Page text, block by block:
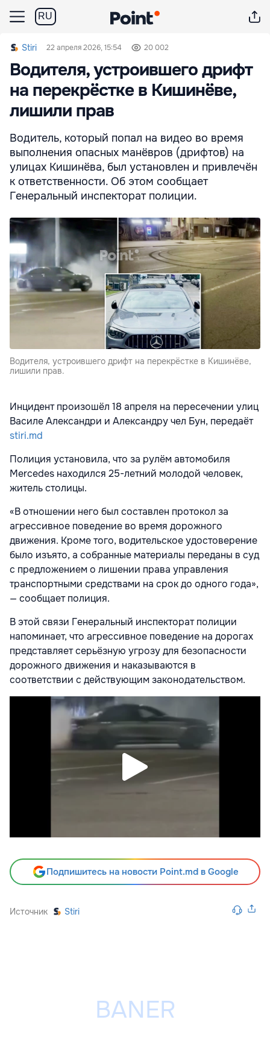
RU
Stiri 22 апреля 2026, 15:54 20 002
Водителя, устроившего дрифт
на перекрёстке в Кишинёве,
лишили прав
Водитель, который попал на видео во время
выполнения опасных манёвров (дрифтов) на
улицах Кишинёва, был установлен и привлечён
к ответственности. Об этом сообщает
Генеральный инспекторат полиции.
Водителя, устроившего дрифт на перекрёстке в Кишинёве,
лишили прав.
Инцидент произошёл 18 апреля на пересечении улиц
Василе Александри и Александру чел Бун, передаёт
stiri.md
Полиция установила, что за рулём автомобиля
Mercedes находился 25-летний молодой человек,
житель столицы.
«В отношении него был составлен протокол за
агрессивное поведение во время дорожного
движения. Кроме того, водительское удостоверение
было изъято, а собранные материалы переданы в суд
с предложением о лишении права управления
транспортными средствами на срок до одного года»,
— сообщает полиция.
В этой связи Генеральный инспекторат полиции
напоминает, что агрессивное поведение на дорогах
представляет серьёзную угрозу для безопасности
дорожного движения и наказываются в
соответствии с действующим законодательством.
Подпишитесь на новости Point.md в Google
Источник Stiri